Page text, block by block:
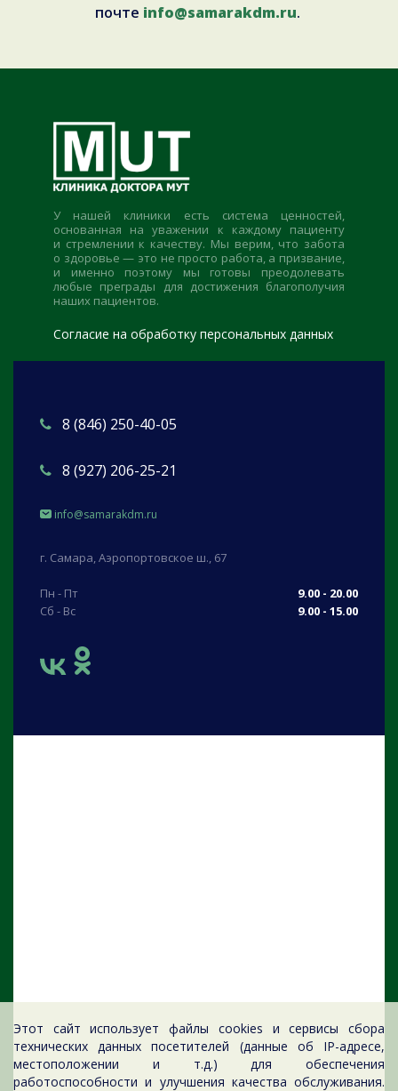
почте info@samarakdm.ru.
Этот сайт использует файлы cookies и сервисы сбора
технических данных посетителей (данные об IP-адресе,
местоположении и т.д.) для обеспечения
работоспособности и улучшения качества обслуживания.
У нашей клиники есть система ценностей,
основанная на уважении к каждому пациенту
и стремлении к качеству. Мы верим, что забота
о здоровье — это не просто работа, а призвание,
и именно поэтому мы готовы преодолевать
любые преграды для достижения благополучия
наших пациентов.
Согласие на обработку персональных данных
8 (846) 250-40-05
8 (927) 206-25-21
info@samarakdm.ru
г. Самара, Аэропортовское ш., 67
Пн - Пт
9.00 - 20.00
Сб - Вс
9.00 - 15.00